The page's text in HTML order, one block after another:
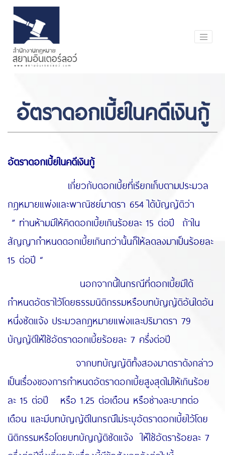
อัตราดอกเบี้ยในคดีเงินกู้
อัตราดอกเบี้ยในคดีเงินกู้
เกี่ยวกับดอกเบี้ยที่เรียกเก็บตามประมวล
กฎหมายแพ่งและพาณิชย์มาตรา 654 ได้บัญญัติว่า
” ท่านห้ามมิให้คิดดอกเบี้ยเกินร้อยละ 15 ต่อปี ถ้าใน
สัญญากำหนดดอกเบี้ยเกินกว่านั้นก็ให้ลดลงมาเป็นร้อยละ
15 ต่อปี “
นอกจากนี้ในกรณีที่ดอกเบี้ยมิได้
กำหนดอัตราไว้โดยธรรมนิติกรรมหรือบทบัญญัติอันใดอัน
หนึ่งชัดแจ้ง ประมวลกฎหมายแพ่งและปริมาตรา 79
บัญญัติให้ใช้อัตราดอกเบี้ยร้อยละ 7 ครึ่งต่อปี
จากบทบัญญัติทั้งสองมาตราดังกล่าว
เป็นเรื่องของการกำหนดอัตราดอกเบี้ยสูงสุดไม่ให้เกินร้อย
ละ 15 ต่อปี หรือ 1.25 ต่อเดือน หรือช่างละบาทต่อ
เดือน และมีบทบัญญัติในกรณีไม่ระบุอัตราดอกเบี้ยไว้โดย
นิติกรรมหรือโดยบทบัญญัติชัดแจ้ง ให้ใช้อัตราร้อยละ 7